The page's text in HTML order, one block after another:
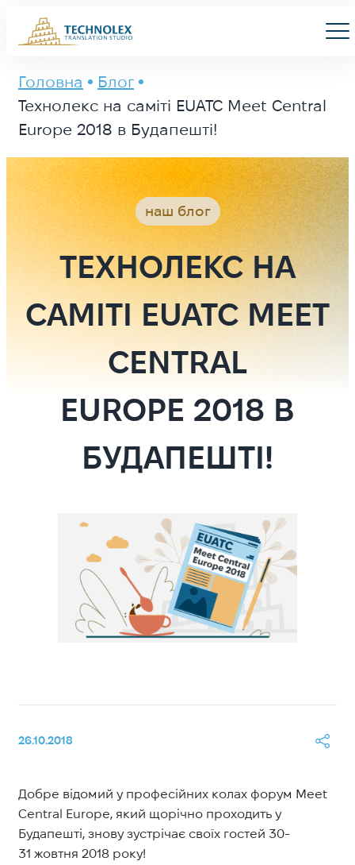
Main Logo
Menu
Головна
Блог
Технолекс на саміті EUATC Meet Central
Europe 2018 в Будапешті!
наш блог
ТЕХНОЛЕКС НА
САМІТІ EUATC MEET
CENTRAL
EUROPE 2018 В
БУДАПЕШТІ!
26.10.2018
Добре відомий у професійних колах форум Meet
Central Europe, який щорічно проходить у
Будапешті, знову зустрічає своїх гостей 30-
31 жовтня 2018 року!